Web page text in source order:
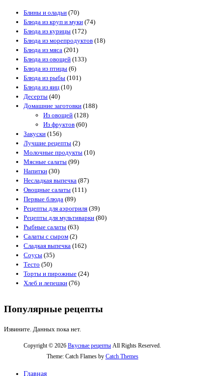
Блины и оладьи (70)
Блюда из круп и муки (74)
Блюда из курицы (172)
Блюда из морепродуктов (18)
Блюда из мяса (201)
Блюда из овощей (133)
Блюда из птицы (6)
Блюда из рыбы (101)
Блюда из яиц (10)
Десерты (40)
Домашние заготовки (188)
Из овощей (128)
Из фруктов (60)
Закуски (156)
Лучшие рецепты (2)
Молочные продукты (10)
Мясные салаты (99)
Напитки (30)
Несладкая выпечка (87)
Овощные салаты (111)
Первые блюда (89)
Рецепты для аэрогриля (39)
Рецепты для мультиварки (80)
Рыбные салаты (63)
Салаты с сыром (2)
Сладкая выпечка (162)
Соусы (35)
Тесто (50)
Торты и пирожные (24)
Хлеб и лепешки (76)
Популярные рецепты
Извините. Данных пока нет.
Copyright © 2026 Вкусные рецепты All Rights Reserved.
Theme: Catch Flames by Catch Themes
Главная